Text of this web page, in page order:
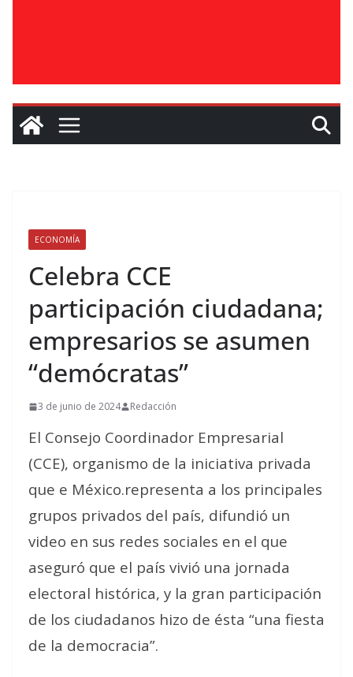
ECONOMÍA
Celebra CCE
participación ciudadana;
empresarios se asumen
“demócratas”
3 de junio de 2024 Redacción
El Consejo Coordinador Empresarial
(CCE), organismo de la iniciativa privada
que e México.representa a los principales
grupos privados del país, difundió un
video en sus redes sociales en el que
aseguró que el país vivió una jornada
electoral histórica, y la gran participación
de los ciudadanos hizo de ésta “una fiesta
de la democracia”.